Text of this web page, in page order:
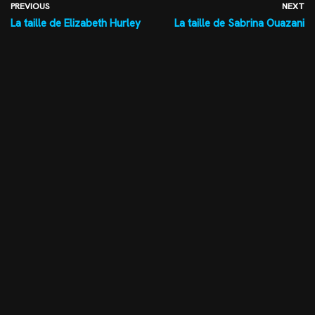
PREVIOUS
La taille de Elizabeth Hurley
NEXT
La taille de Sabrina Ouazani